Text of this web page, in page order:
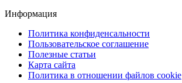
Информация
Политика конфиденсальности
Пользовательское соглашение
Полезные статьи
Карта сайта
Политика в отношении файлов cookie